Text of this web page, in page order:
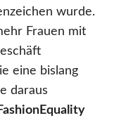
wurde.
Frauen mit
eine bislang
daraus